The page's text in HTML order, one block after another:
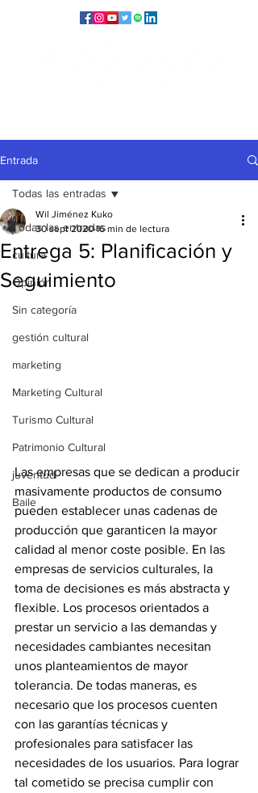
Entrada
Todas las entradas
cultura
Opinión
Sin categoría
gestión cultural
marketing
Marketing Cultural
Turismo Cultural
Patrimonio Cultural
juventud
Baile
Todas las entradas
Entrega 5: Planificación y
Seguimiento
Wil Jiménez Kuko
30 sept 2020 16 min de lectura
Las empresas que se dedican a producir
masivamente productos de consumo
pueden establecer unas cadenas de
producción que garanticen la mayor
calidad al menor coste posible. En las
empresas de servicios culturales, la
toma de decisiones es más abstracta y
flexible. Los procesos orientados a
prestar un servicio a las demandas y
necesidades cambiantes necesitan
unos planteamientos de mayor
tolerancia. De todas maneras, es
necesario que los procesos cuenten
con las garantías técnicas y
profesionales para satisfacer las
necesidades de los usuarios. Para lograr
tal cometido se precisa cumplir con